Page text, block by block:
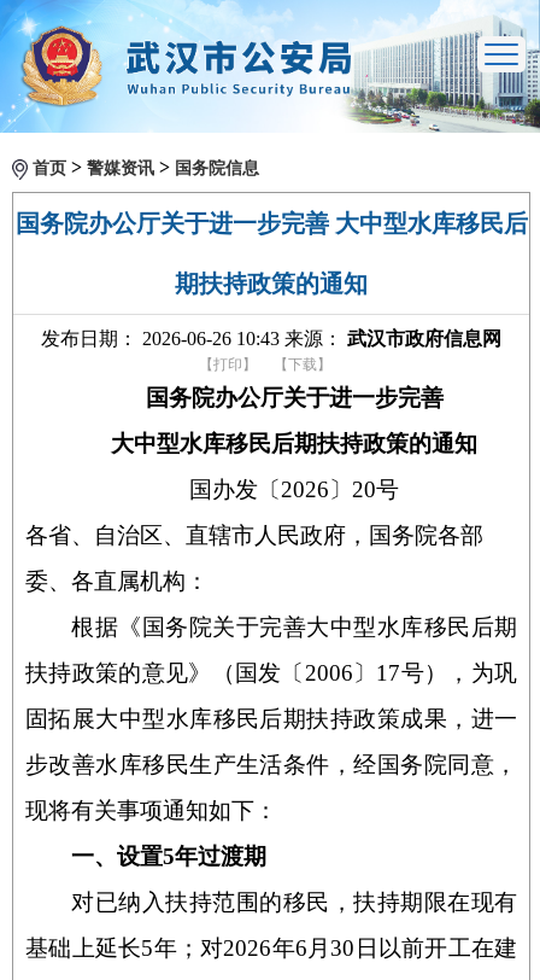
首页 > 警媒资讯 > 国务院信息
国务院办公厅关于进一步完善 大中型水库移民后
期扶持政策的通知
发布日期： 2026-06-26 10:43 来源： 武汉市政府信息网
【打印】 【下载】
国务院办公厅关于进一步完善
大中型水库移民后期扶持政策的通知
国办发〔2026〕20号
各省、自治区、直辖市人民政府，国务院各部
委、各直属机构：
根据《国务院关于完善大中型水库移民后期
扶持政策的意见》（国发〔2006〕17号），为巩
固拓展大中型水库移民后期扶持政策成果，进一
步改善水库移民生产生活条件，经国务院同意，
现将有关事项通知如下：
一、设置5年过渡期
对已纳入扶持范围的移民，扶持期限在现有
基础上延长5年；对2026年6月30日以前开工在建